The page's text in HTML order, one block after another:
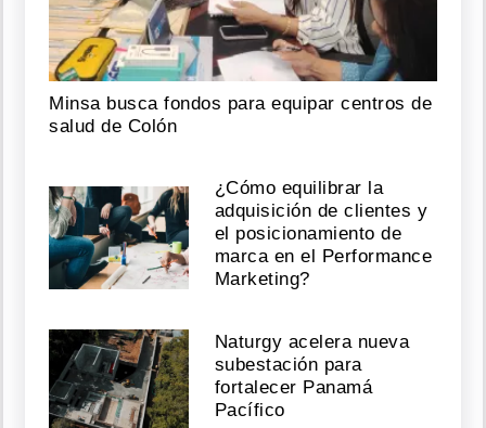
Minsa busca fondos para equipar centros de
salud de Colón
¿Cómo equilibrar la
adquisición de clientes y
el posicionamiento de
marca en el Performance
Marketing?
Naturgy acelera nueva
subestación para
fortalecer Panamá
Pacífico